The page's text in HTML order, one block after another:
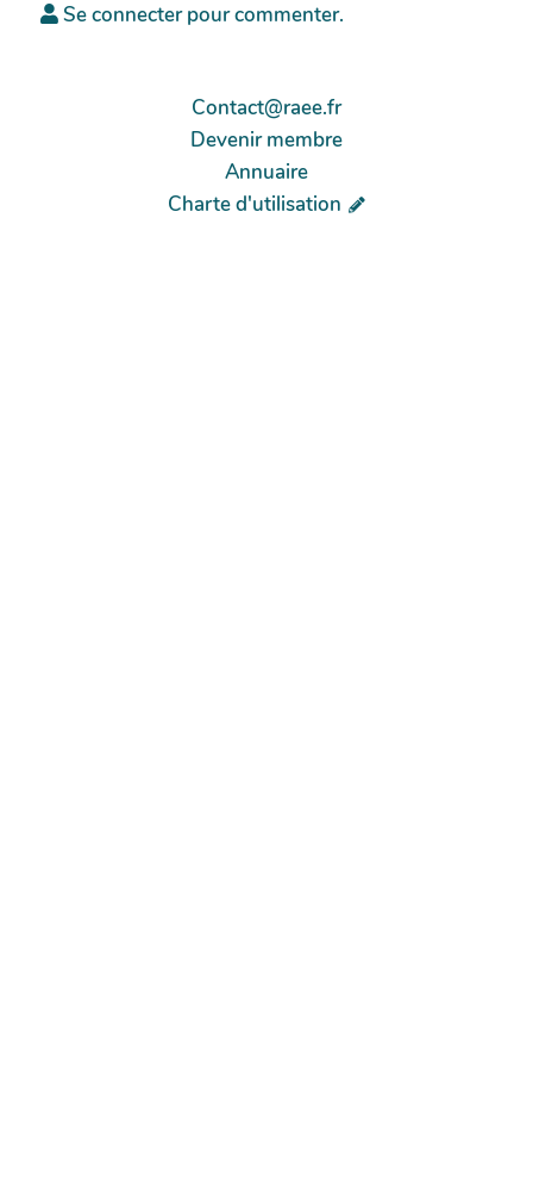
Se connecter pour commenter.
Contact@raee.fr
Devenir membre
Annuaire
Charte d'utilisation